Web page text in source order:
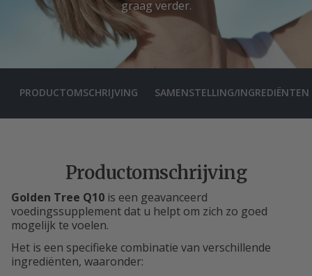
graag verder.
PRODUCTOMSCHRIJVING SAMENSTELLING/INGREDIËNTEN
Productomschrijving
Golden Tree Q10 is een geavanceerd
voedingssupplement dat u helpt om zich zo goed
mogelijk te voelen.
Het is een specifieke combinatie van verschillende
ingrediënten, waaronder: